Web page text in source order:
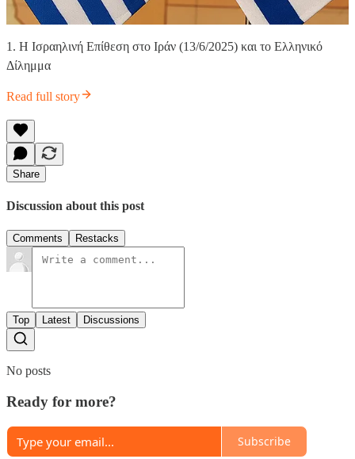
1. Η Ισραηλινή Επίθεση στο Ιράν (13/6/2025) και το Ελληνικό
Δίλημμα
Read full story
Share
Discussion about this post
Comments Restacks
Top Latest Discussions
No posts
Ready for more?
Subscribe